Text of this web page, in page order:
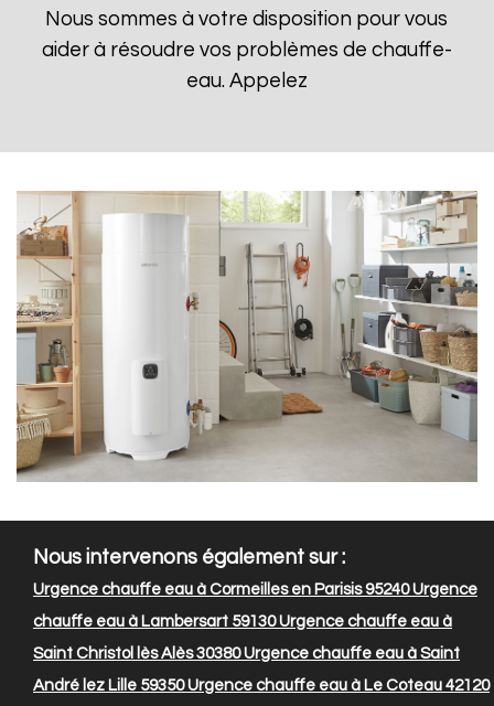
Nous sommes à votre disposition pour vous
aider à résoudre vos problèmes de chauffe-
eau. Appelez
Nous intervenons également sur :
Urgence chauffe eau à Cormeilles en Parisis 95240Urgence
chauffe eau à Lambersart 59130Urgence chauffe eau à
Saint Christol lès Alès 30380Urgence chauffe eau à Saint
André lez Lille 59350Urgence chauffe eau à Le Coteau 42120